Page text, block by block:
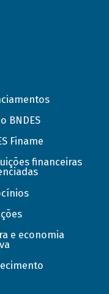
BNDES
Finame
financeiras
e economia